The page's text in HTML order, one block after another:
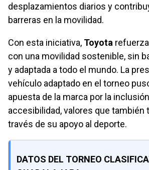
desplazamientos diarios y
barreras en la movilidad.
Con esta iniciativa, Toyota
con una movilidad sostenible, sin
y adaptada a todo el mundo. La
vehículo adaptado en el torneo
apuesta de la marca por la
accesibilidad, valores que también
través de su apoyo al deporte.
DATOS DEL TORNEO